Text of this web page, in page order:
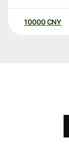
10000 CNY